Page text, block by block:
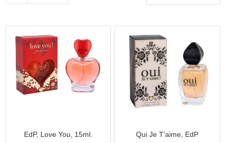
EdP, Love You, 15ml. Qui Je T'aime, EdP